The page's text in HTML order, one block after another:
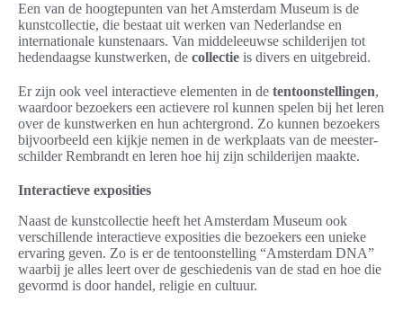
Een van de hoogtepunten van het Amsterdam Museum is de
kunstcollectie, die bestaat uit werken van Nederlandse en
internationale kunstenaars. Van middeleeuwse schilderijen tot
hedendaagse kunstwerken, de collectie is divers en uitgebreid.
Er zijn ook veel interactieve elementen in de tentoonstellingen,
waardoor bezoekers een actievere rol kunnen spelen bij het leren
over de kunstwerken en hun achtergrond. Zo kunnen bezoekers
bijvoorbeeld een kijkje nemen in de werkplaats van de meester-
schilder Rembrandt en leren hoe hij zijn schilderijen maakte.
Interactieve exposities
Naast de kunstcollectie heeft het Amsterdam Museum ook
verschillende interactieve exposities die bezoekers een unieke
ervaring geven. Zo is er de tentoonstelling “Amsterdam DNA”
waarbij je alles leert over de geschiedenis van de stad en hoe die
gevormd is door handel, religie en cultuur.